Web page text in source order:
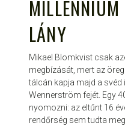
LÁNY
Mikael Blomkvist csak
megbízását, mert az
tálcán kapja majd a
Wennerström fejét. Egy
nyomozni: az eltűnt 16
rendőrség sem tudta